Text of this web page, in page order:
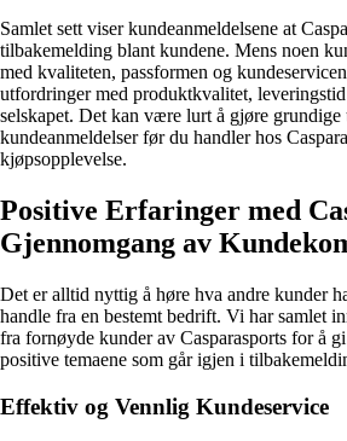
Samlet sett viser kundeanmeldelsene at
tilbakemelding blant kundene. Mens noen
med kvaliteten, passformen og
utfordringer med produktkvalitet,
selskapet. Det kan være lurt å gjøre grundige
kundeanmeldelser før du handler hos
kjøpsopplevelse.
Positive Erfaringer med
Gjennomgang av
Det er alltid nyttig å høre hva andre kunder
handle fra en bestemt bedrift. Vi har samlet
fra fornøyde kunder av Casparasports for å
positive temaene som går igjen i
Effektiv og Vennlig Kundeservice